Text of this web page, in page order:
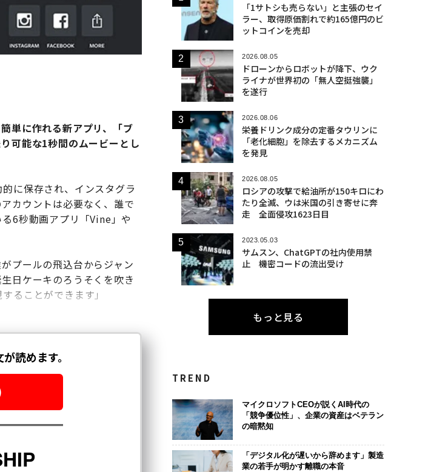
単に作れる新アプリ、「ブ
可能な1秒間のムービーとし
に保存され、インスタグラ
カウントは必要なく、誰で
6秒動画アプリ「Vine」や
プールの飛込台からジャン
日ケーキのろうそくを吹き
ることができます」
「1サトシも売らない」と主張のセイ
ラー、取得原価割れで約165億円のビ
ットコインを売却
2026.08.05
ドローンからロボットが降下、ウク
ライナが世界初の「無人空挺強襲」
を遂行
2026.08.06
栄養ドリンク成分の定番タウリンに
「老化細胞」を除去するメカニズム
を発見
2026.08.05
ロシアの攻撃で給油所が150キロにわ
たり全滅、ウは米国の引き寄せに奔
走 全面侵攻1623日目
2023.05.03
サムスン、ChatGPTの社内使用禁
止 機密コードの流出受け
もっと見る
TREND
マイクロソフトCEOが説くAI時代の
「競争優位性」、企業の資産はベテラン
の暗黙知
「デジタル化が遅いから辞めます」製造
業の若手が明かす離職の本音